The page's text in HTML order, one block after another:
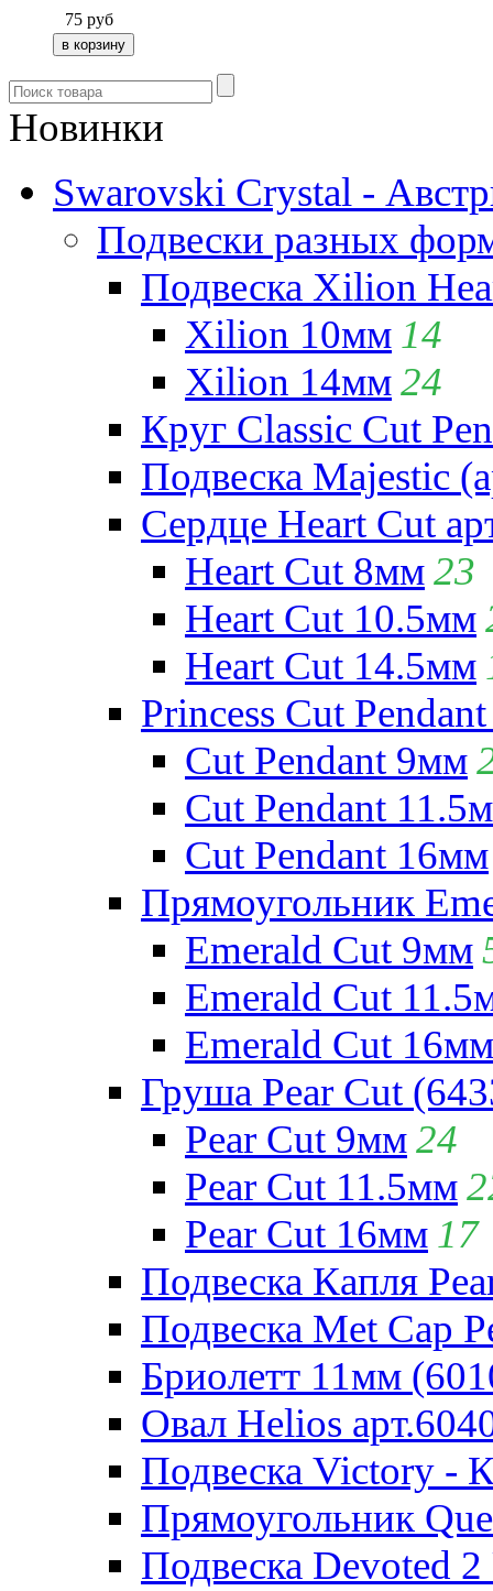
75 руб
Новинки
Swarovski Crystal -
Подвески разных
Подвеска Xilion
Xilion 10мм 14
Xilion 14мм24
Круг Classic Cut
Подвеска Majestic
Сердце Heart Cut
Heart Cut 8мм23
Heart Cut 10.5мм
Heart Cut 14.5мм
Princess Cut
Cut Pendant 9мм
Cut Pendant
Cut Pendant 16мм
Прямоугольник
Emerald Cut 9мм
Emerald Cut
Emerald Cut 16мм
Груша Pear Cut
Pear Cut 9мм24
Pear Cut 11.5мм
Pear Cut 16мм 17
Подвеска Капля
Подвеска Met Cap
Бриолетт 11мм
Овал Helios
Подвеска Victory -
Прямоугольник
Подвеска Devoted